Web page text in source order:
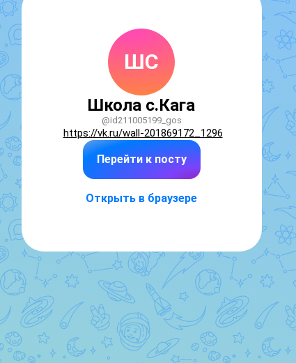
ШС
Школа с.Кага
@id211005199_gos
https://vk.ru/wall-201869172_1296
Перейти к посту
Открыть в браузере